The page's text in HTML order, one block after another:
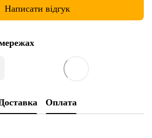
Написати відгук
Оплата